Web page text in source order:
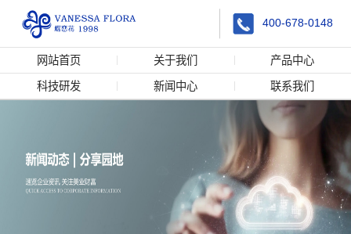
400-678-0148
网站首页 关于我们 产品中心
科技研发 新闻中心 联系我们